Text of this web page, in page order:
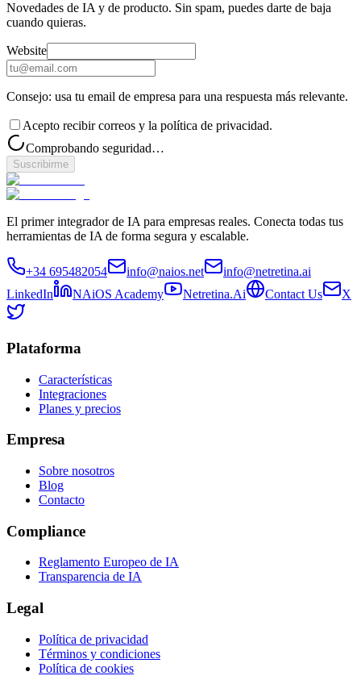
Novedades de IA y de producto. Sin spam, puedes darte de baja
cuando quieras.
Website
Consejo: usa tu email de empresa para una respuesta más relevante.
Acepto recibir correos y la política de privacidad.
Comprobando seguridad…
Suscribirme
El primer integrador de IA para empresas reales. Conecta todas tus
herramientas de IA de forma segura y escalable.
+34 695482054 info@naios.net
info@netretina.ai
LinkedIn
NAiOS Academy Netretina.Ai Contact Us X
Plataforma
Características
Integraciones
Planes y precios
Empresa
Sobre nosotros
Blog
Contacto
Compliance
Reglamento Europeo de IA
Transparencia de IA
Legal
Política de privacidad
Términos y condiciones
Política de cookies